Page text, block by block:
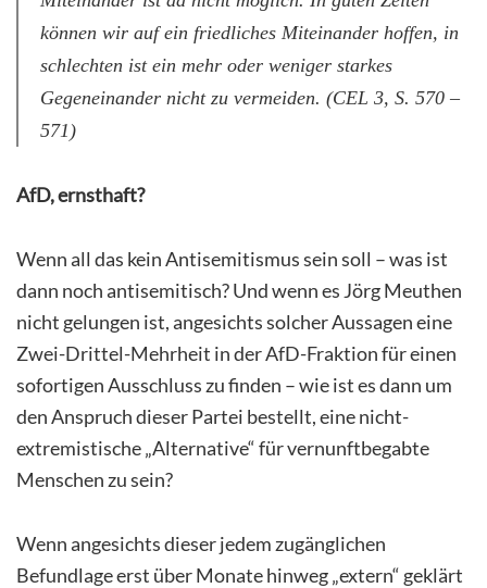
können wir auf ein friedliches Miteinander hoffen, in
schlechten ist ein mehr oder weniger starkes
Gegeneinander nicht zu vermeiden. (CEL 3, S. 570 –
571)
AfD, ernsthaft?
Wenn all das kein Antisemitismus sein soll – was ist
dann noch antisemitisch? Und wenn es Jörg Meuthen
nicht gelungen ist, angesichts solcher Aussagen eine
Zwei-Drittel-Mehrheit in der AfD-Fraktion für einen
sofortigen Ausschluss zu finden – wie ist es dann um
den Anspruch dieser Partei bestellt, eine nicht-
extremistische „Alternative“ für vernunftbegabte
Menschen zu sein?
Wenn angesichts dieser jedem zugänglichen
Befundlage erst über Monate hinweg „extern“ geklärt